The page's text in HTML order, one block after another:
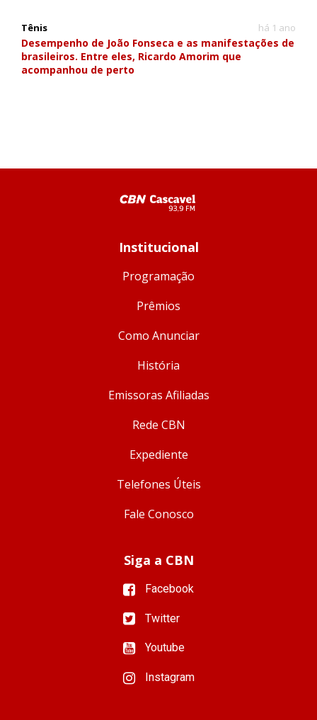
Tênis há 1 ano
Desempenho de João Fonseca e as manifestações de
brasileiros. Entre eles, Ricardo Amorim que
acompanhou de perto
Institucional
Programação
Prêmios
Como Anunciar
História
Emissoras Afiliadas
Rede CBN
Expediente
Telefones Úteis
Fale Conosco
Siga a CBN
Facebook
Twitter
Youtube
Instagram